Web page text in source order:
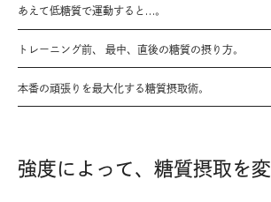
あえて低糖質で運動すると…。
トレーニング前、 最中、直後の糖質の摂り方。
本番の頑張りを最大化する糖質摂取術。
強度によって、糖質摂取を変